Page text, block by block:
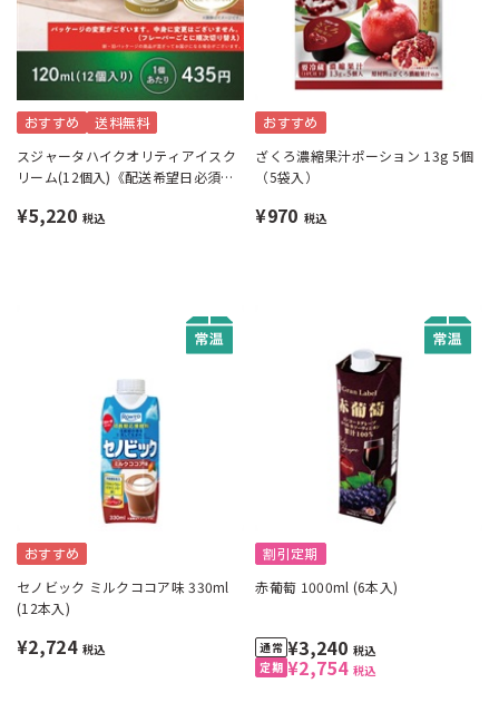
おすすめ 送料無料
スジャータハイクオリティアイスク
リーム(12個入)《配送希望日必須※
¥5,220 税込
おすすめ
ざくろ濃縮果汁ポーション 13g 5個
（5袋入）
¥970 税込
おすすめ
セノビック ミルクココア味 330ml
(12本入)
¥2,724 税込
割引定期
赤葡萄 1000ml (6本入)
¥2,754 税込
¥3,240 税込